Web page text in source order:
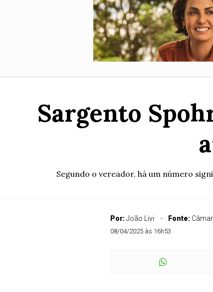
Sargento
Segundo o vereador, há um número
Por:João Livi Fonte:
08/04/2025 às 16h53